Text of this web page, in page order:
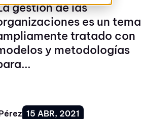
gestión de las
es un tema
tratado con
y metodologías
15 ABR, 2021